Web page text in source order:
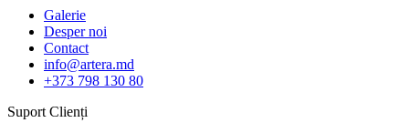
Galerie
Desper noi
Contact
info@artera.md
+373 798 130 80
Suport Clienți